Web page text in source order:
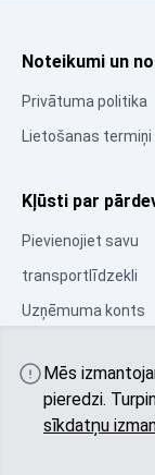
Noteikumi un
Privātuma politika
Lietošanas termiņi
Kļūsti par
Pievienojiet savu
transportlīdzekli
Uzņēmuma konts
Kopiena
Mēs
pieredzi.
sīkdatņu